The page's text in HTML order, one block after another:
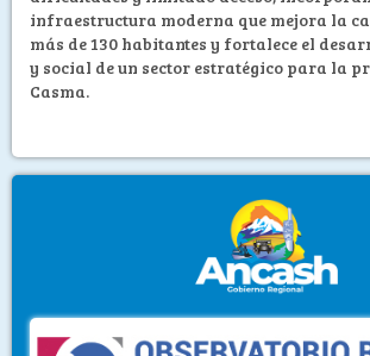
infraestructura moderna que mejora la
más de 130 habitantes y fortalece el
y social de un sector estratégico para la
Casma.